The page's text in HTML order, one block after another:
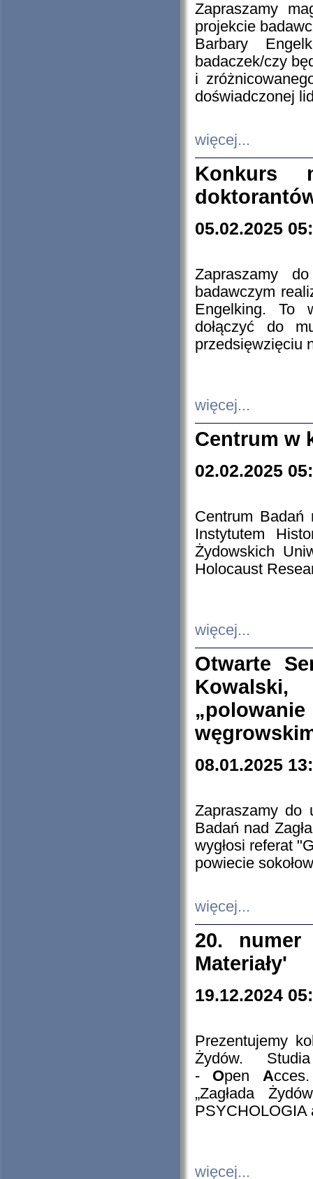
Zapraszamy
projekcie
Barbary
badaczek/czy
i
doświadczonej
więcej...
Konkurs
05.02.2025
Zapraszamy
badawczym
Engelking. To
dołączyć do
przedsięwzięciu
więcej...
Centrum w
02.02.2025
Centrum Badań
Instytutem
Żydowskich
Holocaust
więcej...
Otwarte
08.01.2025
Zapraszamy do
Badań nad
wygłosi referat
powiecie
więcej...
20. numer
Materiały'
19.12.2024
Prezentujemy
Żydów.
- Open A
„Zagłada
PSYCHOLOGIA
więcej...